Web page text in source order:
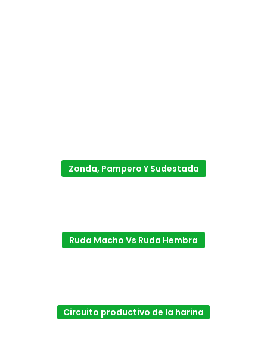
Zonda, Pampero Y Sudestada
Ruda Macho Vs Ruda Hembra
Circuito productivo de la harina